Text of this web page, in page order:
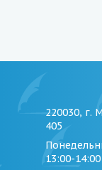
220030, г.
405
13:00-